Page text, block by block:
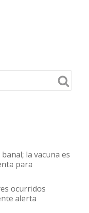
la vacuna es
para
ocurridos
alerta